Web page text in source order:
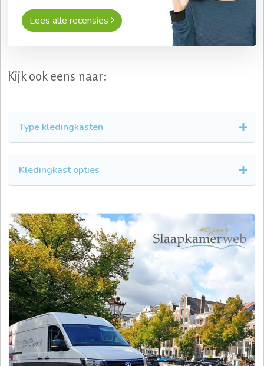
Lees alle recensies
Kijk ook eens naar:
Type kledingkasten
Kledingkast opties